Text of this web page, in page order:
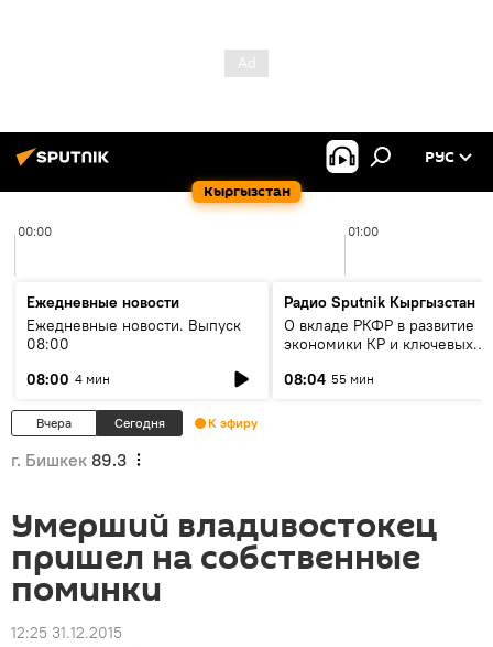
Кыргызстан
РУС
00:00 01:00
Ежедневные новости
Ежедневные новости. Выпуск
08:00
08:00 4 мин
Радио Sputnik Кыргызстан
О вкладе РКФР в развитие
экономики КР и ключевых
08:04 55 мин
Вчера Сегодня К эфиру
г. Бишкек 89.3
Умерший владивостокец
пришел на собственные
поминки
12:25 31.12.2015